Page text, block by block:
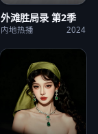
外滩胜局录 第2季
内地热播 2024